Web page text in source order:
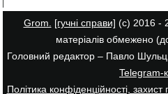
Grom. [гучні справи] (с) 2016 -
матеріалів обмежено
Головний редактор – Павло Шульц.
Telegram-
Політика конфіденційності,